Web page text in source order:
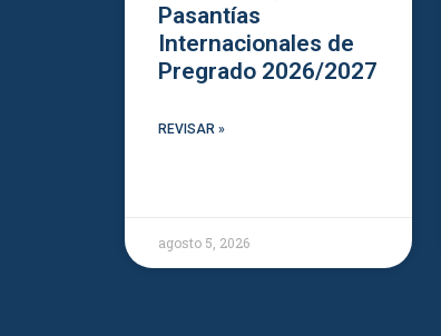
Pasantías
Internacionales de
Pregrado 2026/2027
REVISAR »
agosto 5, 2026